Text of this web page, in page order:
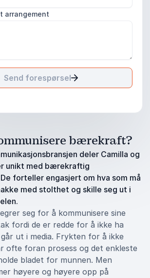
arrangement
Send forespørsel
bærekraft?
deler Camilla og
unikt med bærekraftig
forteller engasjert om hva som må
med stolthet og skille seg ut i
seg for å kommunisere sine
fordi de er redde for å ikke ha
ut i media. Frykten for å ikke
ofte foran prosess og det enkleste
bladet for munnen. Men
høyere og høyere opp på